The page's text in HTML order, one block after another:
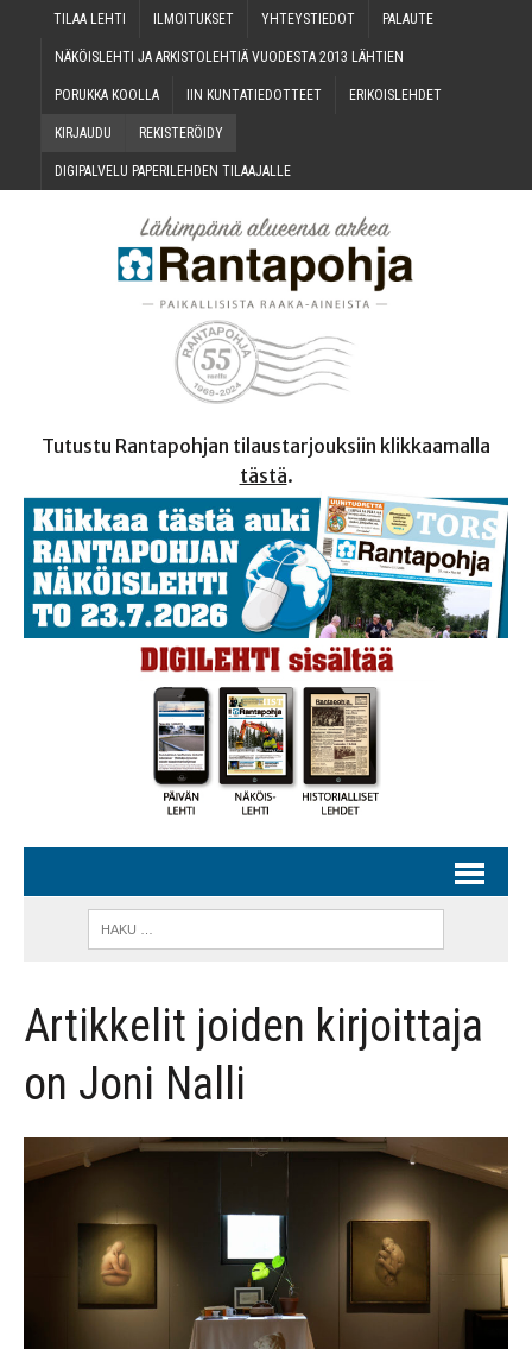
TILAA LEH­TI ILMOI­TUK­SET YHTEYS­TIE­DOT PALAU­TE
NÄKÖIS­LEH­TI JA ARKIS­TO­LEH­TIÄ VUO­DES­TA 2013 LÄHTIEN
PORUK­KA KOOLLA IIN KUN­TA­TIE­DOT­TEET ERI­KOIS­LEH­DET
KIR­JAU­DU REKIS­TE­RÖI­DY
DIGI­PAL­VE­LU PAPE­RI­LEH­DEN TILAAJALLE
Tutustu Rantapohjan tilaustarjouksiin klikkaamalla
tästä.
Artikkelit joiden kirjoittaja
on Joni Nalli